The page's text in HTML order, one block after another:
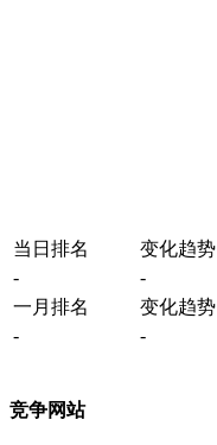
当日排名 变化趋势
-
-
一月排名
变化趋势
-
-
竞争网站